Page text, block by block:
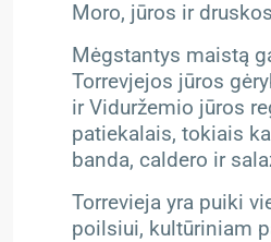
Moro, jūros ir
Mėgstantys maistą
Torrevjejos jūros
ir Viduržemio jūros
patiekalais, tokiais
banda, caldero ir
Torrevieja yra puiki
poilsiui, kultūriniam